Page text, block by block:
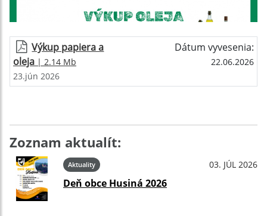
Výkup papiera a
oleja | 2.14 Mb
Dátum vyvesenia:
22.06.2026
23.jún 2026
Zoznam aktualít:
Aktuality 03. JÚL 2026
Deň obce Husiná 2026